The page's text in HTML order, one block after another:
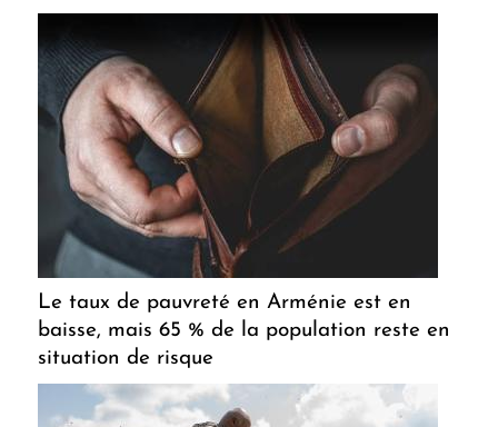
Le taux de pauvreté en Arménie est en
baisse, mais 65 % de la population reste en
situation de risque